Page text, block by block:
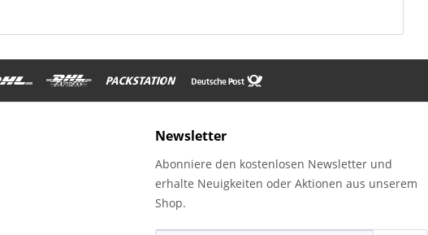
Newsletter
Abonniere den kostenlosen Newsletter und
erhalte Neuigkeiten oder Aktionen aus unserem
Shop.